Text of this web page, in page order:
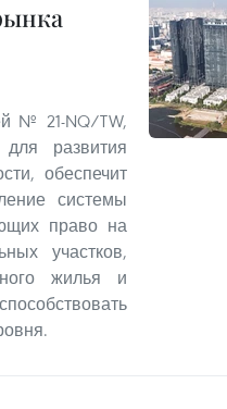
№ 21-NQ/TW,
развития
обеспечит
системы
право на
участков,
жилья и